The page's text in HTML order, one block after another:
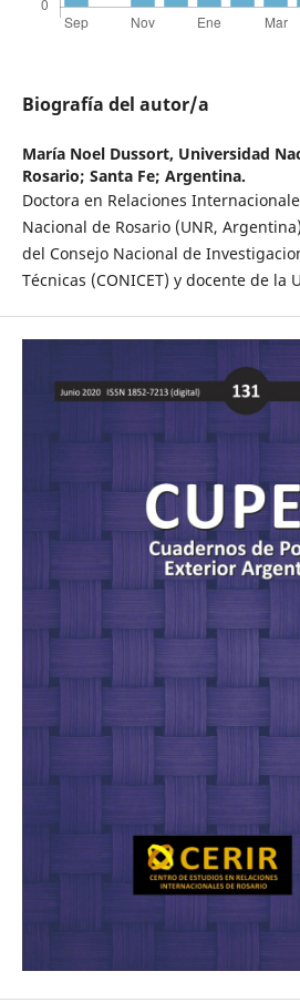
Biografía del autor/a
María Noel Dussort, Universidad
Rosario; Santa Fe; Argentina.
Doctora en Relaciones
Nacional de Rosario (UNR,
del Consejo Nacional de
Técnicas (CONICET) y docente de la